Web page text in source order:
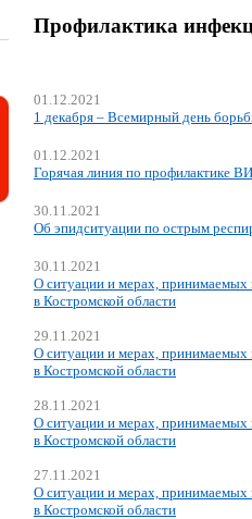
Профилактика
01.12.2021
1 декабря – Всемирный день
01.12.2021
Горячая линия по профилактике
30.11.2021
Об эпидситуации по острым
30.11.2021
О ситуации и мерах,
в Костромской области
29.11.2021
О ситуации и мерах,
в Костромской области
28.11.2021
О ситуации и мерах,
в Костромской области
27.11.2021
О ситуации и мерах,
в Костромской области